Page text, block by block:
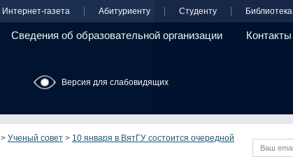
Интернет-газета Абитуриенту Студенту Библиотека
Сведения об образовательной организации Контакты
Версия для слабовидящих
> Ученый совет > 10 января в ВятГУ состоится очередной